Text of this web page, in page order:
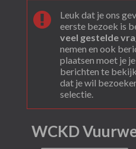
Leuk dat je ons
eerste bezoek is
veel gestelde
nemen en ook
plaatsen moet je
berichten te
dat je wil
selectie.
WCKD